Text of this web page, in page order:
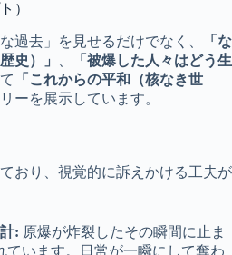
）
過去」を見せるだけでなく、
「な
史）」
「被爆した人々はどう生
「これからの平和（核なき世
ーを展示しています。
おり、視覚的に訴えかける工夫が
: 原爆が炸裂したその瞬間に止ま
ています。日常が一瞬にして奪わ